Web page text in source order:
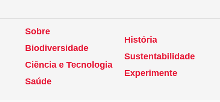
Sobre
Biodiversidade
Ciência e Tecnologia
Saúde
História
Sustentabilidade
Experimente